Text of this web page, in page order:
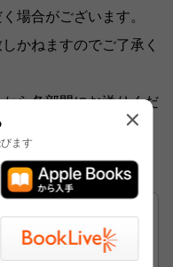
場合がございます。
かねますのでご了承く
から各部門にお送りくだ
ます